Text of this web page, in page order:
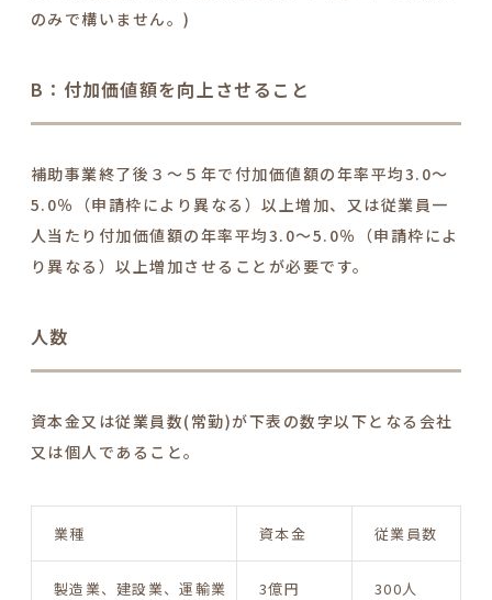
のみで構いません。)
B：付加価値額を向上させること
補助事業終了後 ３～５年で付加価値額の年率平均3.0～
5.0％ （申請枠により異なる）以上増加、又は従業員一
人当たり付加価値額の年率平均3.0～5.0％ （申請枠によ
り異なる）以上増加させることが必要です。
人数
資本金又は従業員数(常勤)が下表の数字以下となる会社
又は個人であること。
業種 資本金 従業員数
製造業、建設業、運輸業 3億円 300人